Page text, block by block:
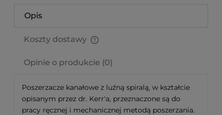
Opis
Koszty dostawy
Opinie o produkcie (0)
Poszerzacze kanałowe z luźną spiralą, w kształcie
opisanym przez dr. Kerr'a, przeznaczone są do
pracy ręcznej i mechanicznej metodą poszerzania.